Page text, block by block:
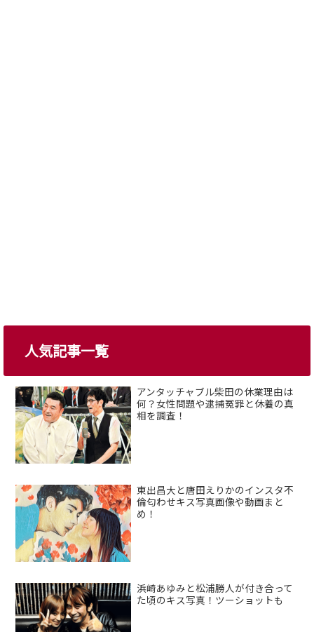
人気記事一覧
アンタッチャブル柴田の休業理由は
何？女性問題や逮捕冤罪と休養の真
相を調査！
東出昌大と唐田えりかのインスタ不
倫匂わせキス写真画像や動画まと
め！
浜崎あゆみと松浦勝人が付き合って
た頃のキス写真！ツーショットも